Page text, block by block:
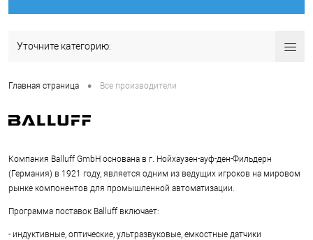
Уточните категорию:
Главная страница • Все производители
Компания Balluff GmbH основана в г. Нойхаузен-ауф-ден-Фильдерн
(Германия) в 1921 году, является одним из ведущих игроков на мировом
рынке компонентов для промышленной автоматизации.
Программа поставок Balluff включает:
- индуктивные, оптические, ультразвуковые, емкостные датчики